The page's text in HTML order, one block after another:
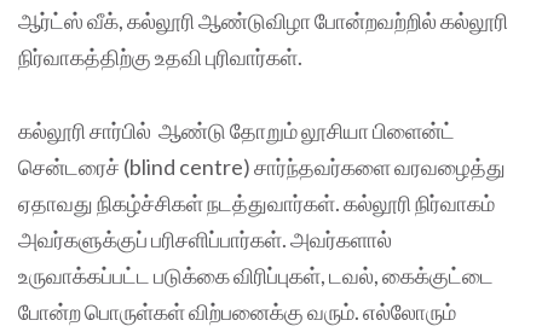
ஆர்ட்ஸ் வீக், கல்லூரி ஆண்டுவிழா போன்றவற்றில் கல்லூரி
நிர்வாகத்திற்கு உதவி புரிவார்கள்.
கல்லூரி சார்பில் ஆண்டு தோறும் லூசியா பிளைன்ட்
சென்டரைச் (blind centre) சார்ந்தவர்களை வரவழைத்து
ஏதாவது நிகழ்ச்சிகள் நடத்துவார்கள். கல்லூரி நிர்வாகம்
அவர்களுக்குப் பரிசளிப்பார்கள். அவர்களால்
உருவாக்கப்பட்ட படுக்கை விரிப்புகள், டவல், கைக்குட்டை
போன்ற பொருள்கள் விற்பனைக்கு வரும். எல்லோரும்